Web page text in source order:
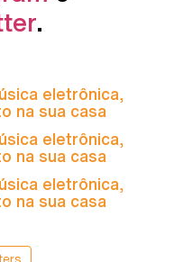
.
eletrônica,
na sua casa
eletrônica,
na sua casa
eletrônica,
na sua casa